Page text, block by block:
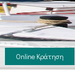
Online Κράτηση